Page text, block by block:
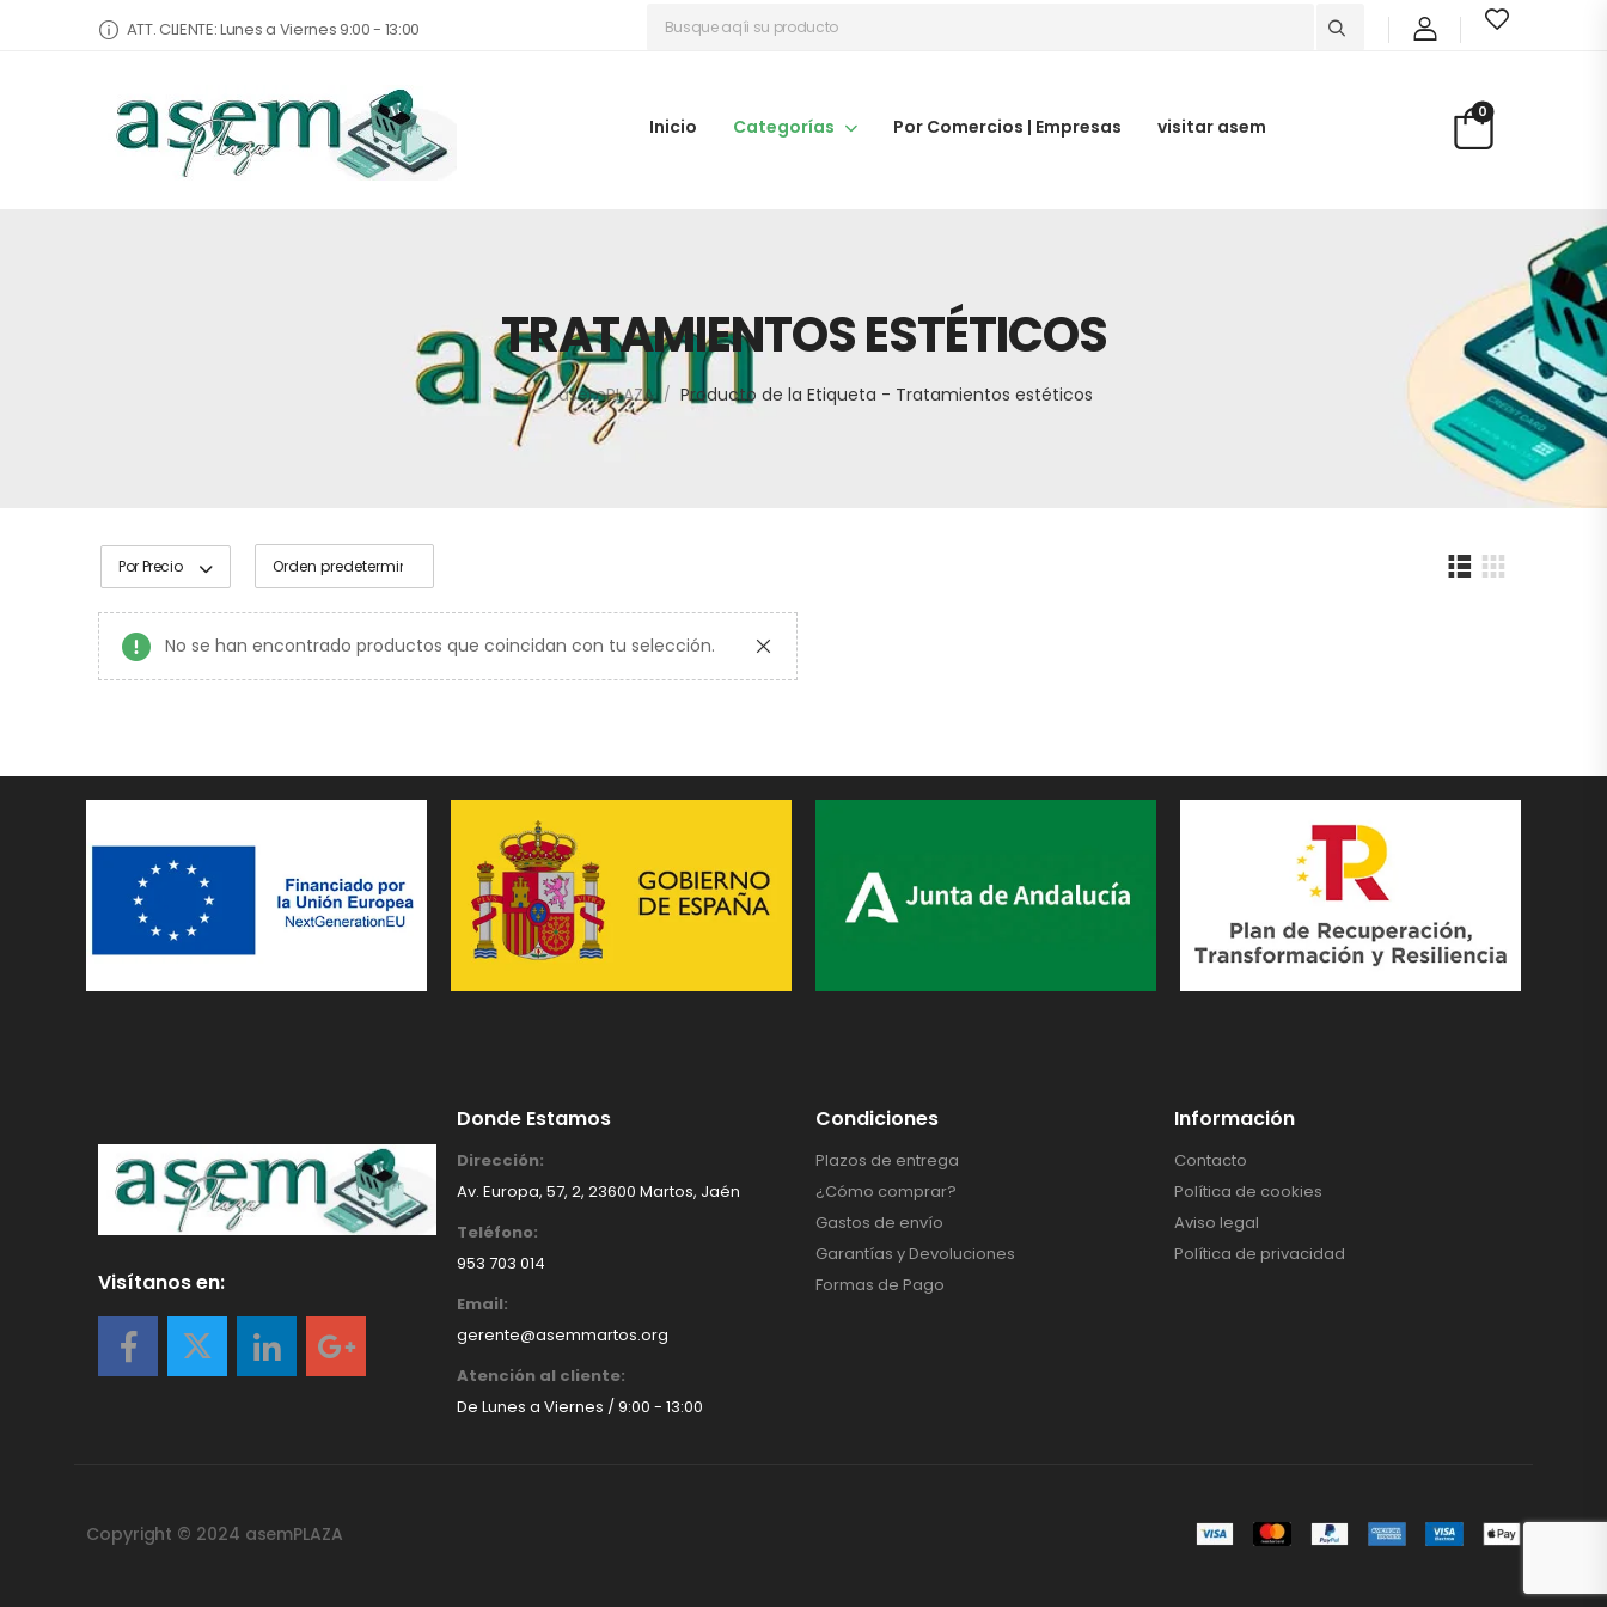
ATT. CLIENTE: Lunes a Viernes 9:00 - 13:00
Inicio Categorías Por Comercios | Empresas visitar asem
0
TRATAMIENTOS ESTÉTICOS
/ asemPLAZA / Producto de la Etiqueta - Tratamientos estéticos
Por Precio
No se han encontrado productos que coincidan con tu selección.
Visítanos en:
Donde Estamos
Teléfono:
953 703 014
Email:
gerente@asemmartos.org
Dirección:
Av. Europa, 57, 2, 23600 Martos, Jaén
Atención al cliente:
De Lunes a Viernes / 9:00 - 13:00
Condiciones
Plazos de entrega
¿Cómo comprar?
Gastos de envío
Garantías y Devoluciones
Formas de Pago
Información
Contacto
Política de cookies
Aviso legal
Política de privacidad
Copyright © 2024 asemPLAZA